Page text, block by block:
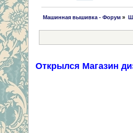
Машинная вышивка - Форум »
Открылся Магазин